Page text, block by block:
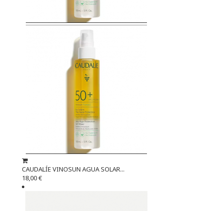
CAUDALÍE VINOSUN AGUA SOLAR...
18,00 €